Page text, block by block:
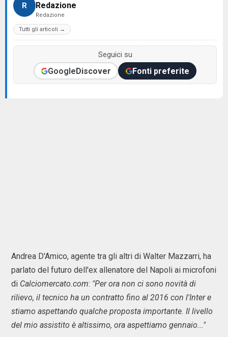
R Redazione
Redazione
Tutti gli articoli →
Seguici su
GoogleDiscover Fonti preferite
Andrea D'Amico, agente tra gli altri di Walter Mazzarri, ha
parlato del futuro dell'ex allenatore del Napoli ai microfoni
di Calciomercato.com: "Per ora non ci sono novità di
rilievo, il tecnico ha un contratto fino al 2016 con l'Inter e
stiamo aspettando qualche proposta importante. Il livello
del mio assistito è altissimo, ora aspettiamo gennaio..."